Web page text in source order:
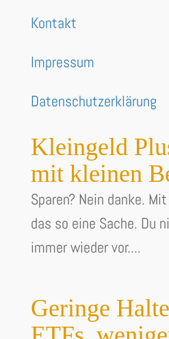
Kontakt
Impressum
Datenschutzerklärung
Kleingeld
mit kleinen
Sparen? Nein danke.
das so eine Sache. Du
immer wieder vor....
Geringe